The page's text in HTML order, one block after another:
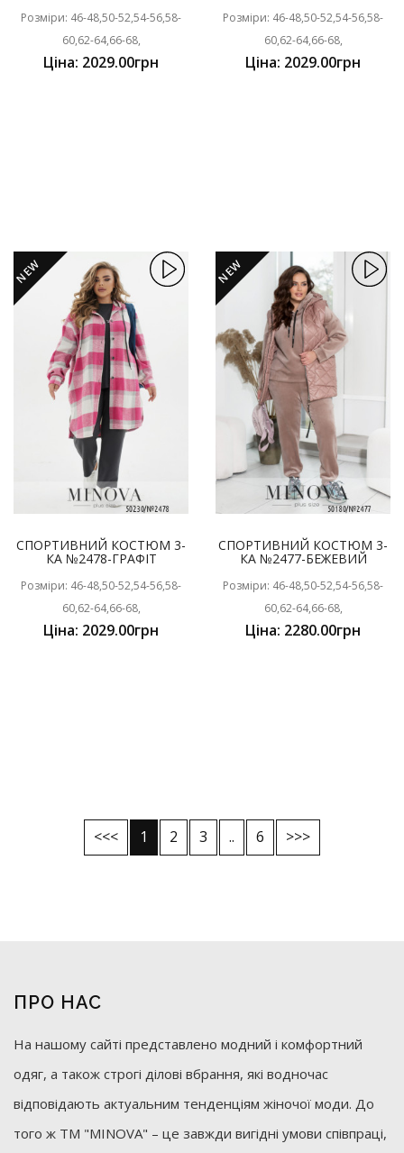
Розміри: 46-48,50-52,54-56,58-
60,62-64,66-68,
Ціна: 2029.00грн
Розміри: 46-48,50-52,54-56,58-
60,62-64,66-68,
Ціна: 2029.00грн
NEW
СПОРТИВНИЙ КОСТЮМ 3-
КА №2478-ГРАФІТ
Розміри: 46-48,50-52,54-56,58-
60,62-64,66-68,
Ціна: 2029.00грн
NEW
СПОРТИВНИЙ КОСТЮМ 3-
КА №2477-БЕЖЕВИЙ
Розміри: 46-48,50-52,54-56,58-
60,62-64,66-68,
Ціна: 2280.00грн
<<< 1 2 3 .. 6 >>>
ПРО НАС
На нашому сайті представлено модний і комфортний
одяг, а також строгі ділові вбрання, які водночас
відповідають актуальним тенденціям жіночої моди. До
того ж ТМ "MINOVA" – це завжди вигідні умови співпраці,